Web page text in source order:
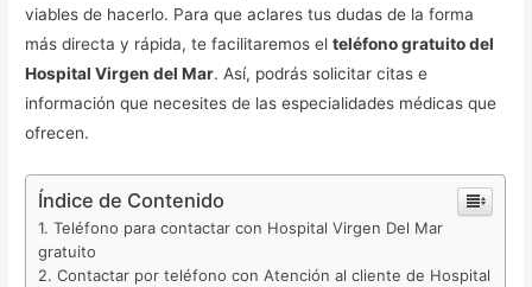
viables de hacerlo. Para que aclares tus dudas de la forma
más directa y rápida, te facilitaremos elteléfono gratuito del
Hospital Virgen del Mar. Así, podrás solicitar citas e
información que necesites de las especialidades médicas que
ofrecen.
Índice de Contenido
Teléfono para contactar con Hospital Virgen Del Mar
gratuito
Contactar por teléfono con Atención al cliente de Hospital